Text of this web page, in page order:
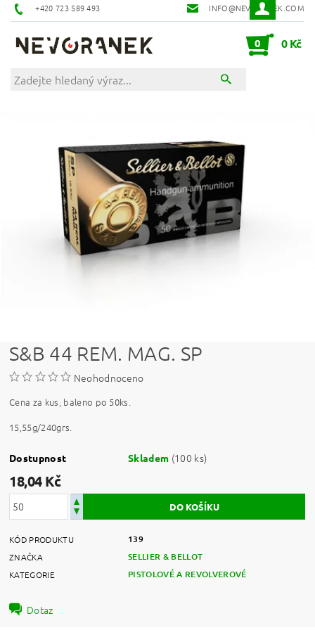
+420 723 589 493 INFO@NEVORANEK.COM
0 0 Kč
S&B 44 REM. MAG. SP
Neohodnoceno
Cena za kus, baleno po 50ks.
15,55g/240grs.
Dostupnost Skladem (100 ks)
18,04 Kč
KÓD PRODUKTU 139
ZNAČKA SELLIER & BELLOT
KATEGORIE PISTOLOVÉ A REVOLVEROVÉ
Dotaz